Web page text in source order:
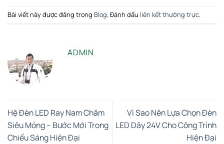
Bài viết này được đăng trong Blog. Đánh dấu liên kết thường trực.
ADMIN
Hệ Đèn LED Ray Nam Châm
Siêu Mỏng – Bước Mới Trong
Chiếu Sáng Hiện Đại
Vì Sao Nên Lựa Chọn Đèn
LED Dây 24V Cho Công Trình
Hiện Đại